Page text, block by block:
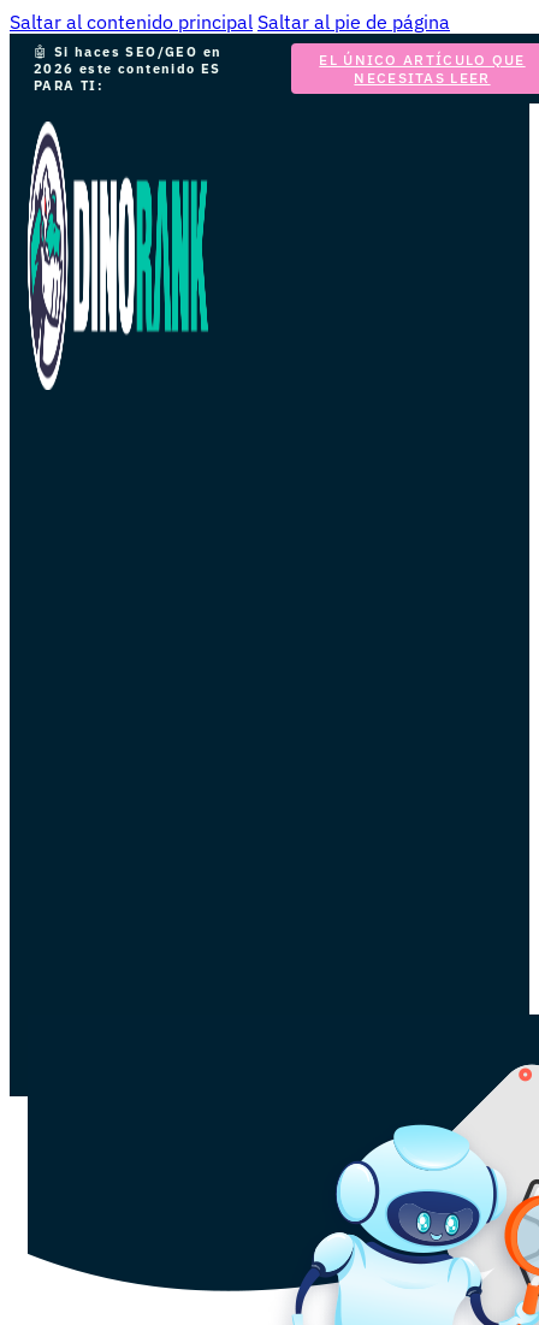
Saltar al contenido principal Saltar al pie de página
🤖 Si haces SEO/GEO en
2026 este contenido ES
PARA TI:
EL ÚNICO ARTÍCULO QUE
NECESITAS LEER